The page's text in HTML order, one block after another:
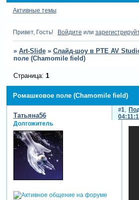
Активные темы
Привет, Гость! Войдите или
» Art-Slide » Слайд-шоу в PTE AV
поле (Chamomile field)
Ромашковое поле (Chamomile field)
Страница: 1
1
Татьяна56
Долгожитель